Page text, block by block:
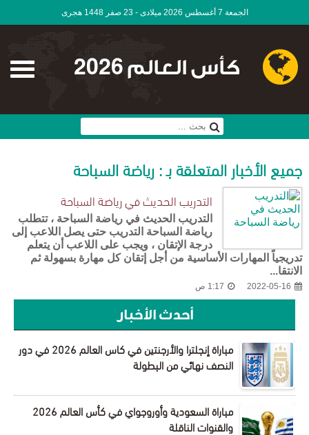
الجمعة 7 أغسطس 2026 ميلادى - 23 صفر 1448 هجرى
كأس العالم 2026
جميع الأخبار المتعلقة بـ : رياضة السباحة
التدريب الحديث في رياضة السباحة
التدريب الحديث في رياضة السباحة ، تتطلب
رياضة السباحة التدريب حتى يصل اللاعب إلى
درجة الإتقان ، ويجب على اللاعب أن يتعلم
تدريجياً المهارات الأساسية من أجل إتقان كل مهارة بسهولة ثم
الانتقا...
2022-05-16 1:17 ص
أحدث الأخبار
مباراة إنجلترا والأرجنتين في كاس العالم 2026 في دور
النصف نهائي من البطولة
مباراة السعودية وأوروجواي في كأس العالم 2026
والقنوات الناقلة